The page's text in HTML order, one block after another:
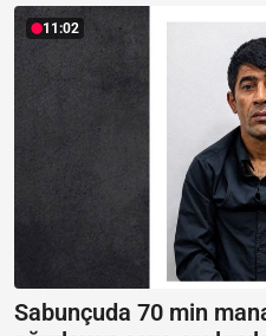
11:02
Sabunçuda 70 min